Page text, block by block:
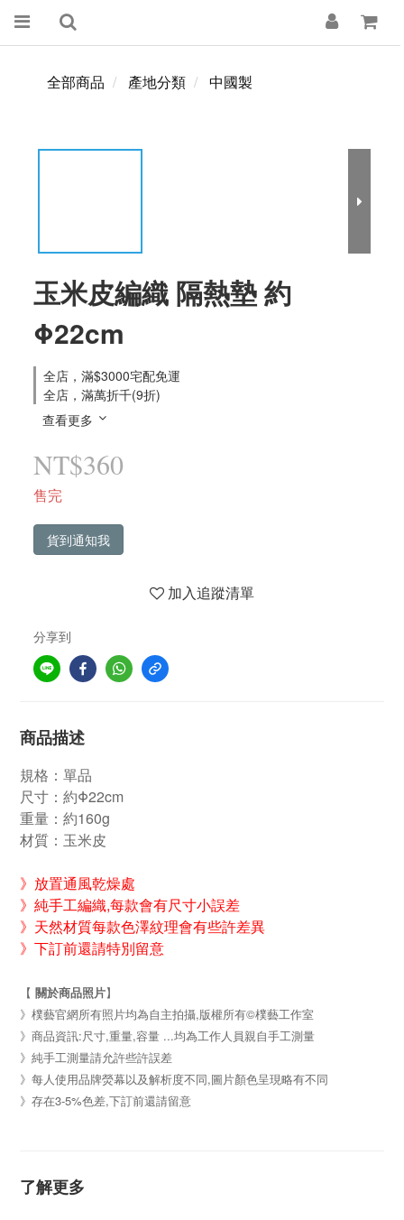
全部商品 產地分類 中國製
玉米皮編織 隔熱墊 約
Φ22cm
全店，滿$3000宅配免運
全店，滿萬折千(9折)
查看更多
NT$360
售完
貨到通知我
加入追蹤清單
分享到
商品描述
規格：單品
尺寸：約Φ22cm
重量：約160g
材質：玉米皮
》放置通風乾燥處
》純手工編織,每款會有尺寸小誤差
》天然材質每款色澤紋理會有些許差異
》下訂前還請特別留意
【 關於商品照片】
》樸藝官網所有照片均為自主拍攝,版權所有©樸藝工作室
》商品資訊:尺寸,重量,容量 ...均為工作人員親自手工測量
》純手工測量請允許些許誤差
》每人使用品牌熒幕以及解析度不同,圖片顏色呈現略有不同
》存在3-5%色差,下訂前還請留意
了解更多